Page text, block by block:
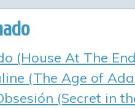
(House At The
(The Age of
(Secret in